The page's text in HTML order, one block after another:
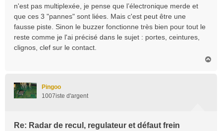
n'est pas multiplexée, je pense que l’électronique merde et
que ces 3 "pannes" sont liées. Mais c'est peut être une
fausse piste. Sinon le buzzer fonctionne très bien pour tout le
reste comme je l'ai précisé dans le sujet : portes, ceintures,
clignos, clef sur le contact.
Pingoo
1007iste d'argent
Re: Radar de recul, regulateur et défaut frein